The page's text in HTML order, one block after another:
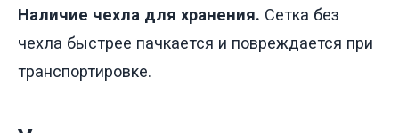
Наличие чехла для хранения. Сетка без
чехла быстрее пачкается и повреждается при
транспортировке.